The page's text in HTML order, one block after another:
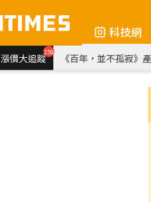
科技網
漲價大追蹤259 《百年，並不孤寂》